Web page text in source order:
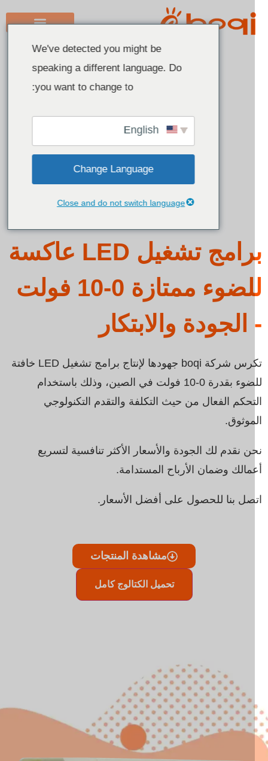
Arabic
English
French
German
Portuguese
Indonesian
برامج تشغيل LED عاكسة
للضوء ممتازة 0-10 فولت
والابتكار
تكرس شركة boqi جهودها لإنتاج برامج تشغيل LED خافتة
للضوء بقدرة 0-10 فولت في الصين، وذلك باستخدام
الفعال من حيث التكلفة والتقدم التكنولوجي
نقدم لك الجودة والأسعار الأكثر تنافسية لتسريع
وضمان الأرباح المستدامة.
بنا للحصول على أفضل الأسعار.
مشاهدة المنتجات
تحميل الكتالوج كامل
We've detected you might be
speaking a different language. Do
you want to change to:
English
Change Language
Close and do not switch language